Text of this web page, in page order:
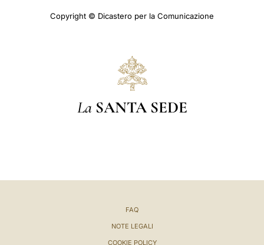
Copyright © Dicastero per la Comunicazione
La SANTA SEDE
FAQ
NOTE LEGALI
COOKIE POLICY